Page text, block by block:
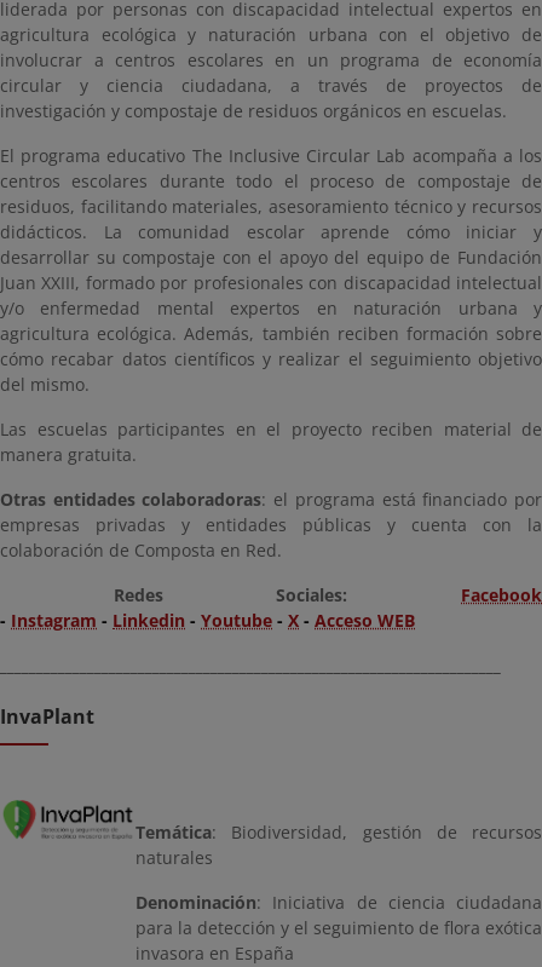
liderada por personas con discapacidad intelectual expertos en
agricultura ecológica y naturación urbana con el objetivo de
involucrar a centros escolares en un programa de economía
circular y ciencia ciudadana, a través de proyectos de
investigación y compostaje de residuos orgánicos en escuelas.
El programa educativo The Inclusive Circular Lab acompaña a los
centros escolares durante todo el proceso de compostaje de
residuos, facilitando materiales, asesoramiento técnico y recursos
didácticos. La comunidad escolar aprende cómo iniciar y
desarrollar su compostaje con el apoyo del equipo de Fundación
Juan XXIII, formado por profesionales con discapacidad intelectual
y/o enfermedad mental expertos en naturación urbana y
agricultura ecológica. Además, también reciben formación sobre
cómo recabar datos científicos y realizar el seguimiento objetivo
del mismo.
Las escuelas participantes en el proyecto reciben material de
manera gratuita.
Otras entidades colaboradoras: el programa está financiado por
empresas privadas y entidades públicas y cuenta con la
colaboración de Composta en Red.
Redes Sociales: Facebook
- Instagram - Linkedin - Youtube - X - Acceso WEB
InvaPlant
Temática: Biodiversidad, gestión de recursos
naturales
Denominación: Iniciativa de ciencia ciudadana
para la detección y el seguimiento de flora exótica
invasora en España